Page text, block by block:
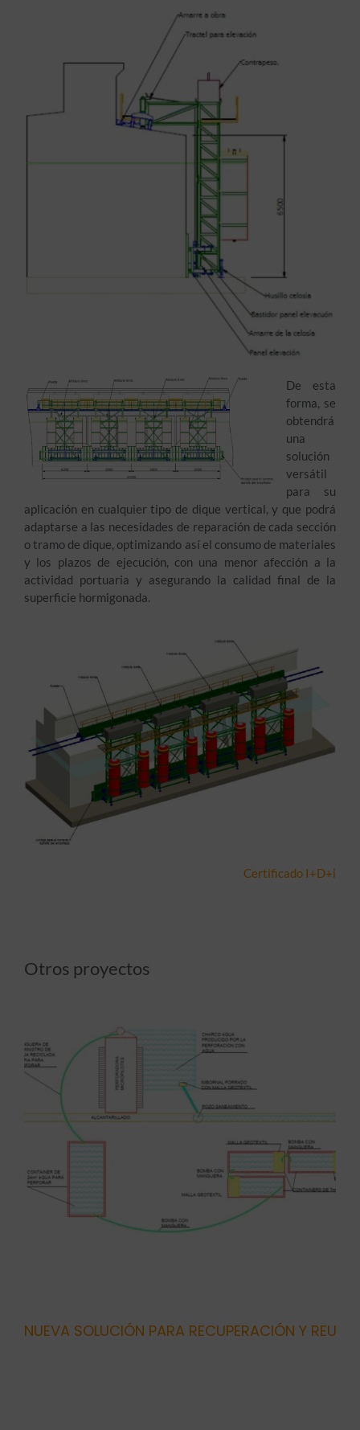
De esta
forma, se
obtendrá
una
solución
versátil
para su
aplicación en cualquier tipo de dique vertical, y que podrá
adaptarse a las necesidades de reparación de cada sección
o tramo de dique, optimizando así el consumo de materiales
y los plazos de ejecución, con una menor afección a la
actividad portuaria y asegurando la calidad final de la
superficie hormigonada.
Certificado I+D+i
Otros proyectos
NUEVA SOLUCIÓN PARA RECUPERACIÓN Y